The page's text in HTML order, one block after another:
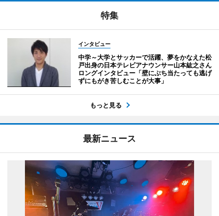
特集
インタビュー
中学～大学とサッカーで活躍、夢をかなえた松
戸出身の日本テレビアナウンサー山本紘之さん
ロングインタビュー「壁にぶち当たっても逃げ
ずにもがき苦しむことが大事」
もっと見る
最新ニュース